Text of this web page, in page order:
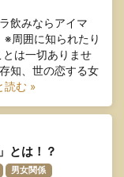
飲みならアイマ
※周囲に知られたり
は一切ありませ
知、世の恋する女
読む »
とは！？
男女関係